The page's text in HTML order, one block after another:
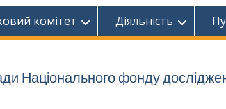
комітет Діяльність
Національного фонду